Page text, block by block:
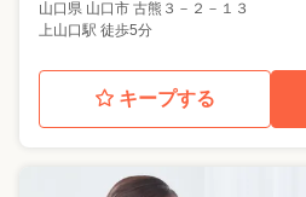
山口県 山口市 古熊３－２－１３
上山口駅 徒歩5分
キープする